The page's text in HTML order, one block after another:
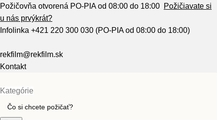
Požičovňa otvorená PO-PIA od 08:00 do 18:00 Požičiavate si
u nás prvýkrát?
Infolinka +421 220 300 030 (PO-PIA od 08:00 do 18:00)
rekfilm@rekfilm.sk
Kontakt
Kategórie